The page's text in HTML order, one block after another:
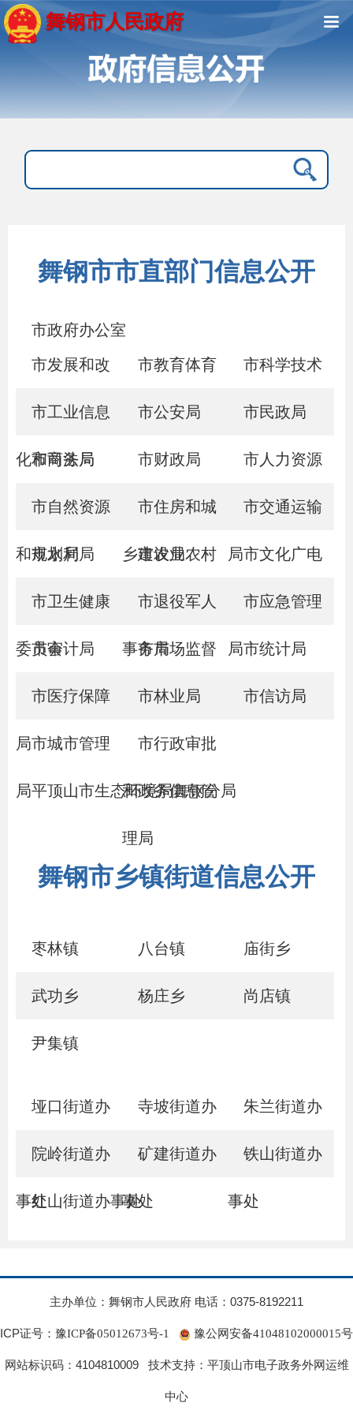
舞钢市人民政府
舞钢市市直部门信息公开
市政府办公室
市发展和改
革委员会
市教育体育 市科学技术
局
市工业信息
化和商务局
市公安局 市民政局
市司法局 市财政局 市人力资源
和社会保障局
市自然资源
和规划局
市住房和城
乡建设局
市交通运输
局
市水利局 市农业农村 市文化广电
和旅游局
市卫生健康
委员会
市退役军人
事务局
市应急管理
局
市审计局 市市场监督
管理局
市统计局
市医疗保障
局
市林业局 市信访局
市城市管理
局
市行政审批
和政务信息管
理局
平顶山市生态环境局舞钢分局
舞钢市乡镇街道信息公开
枣林镇 八台镇 庙街乡
武功乡 杨庄乡 尚店镇
尹集镇
垭口街道办
事处
寺坡街道办
事处
朱兰街道办
事处
院岭街道办
事处
矿建街道办
事处
铁山街道办
事处
红山街道办事处
主办单位：舞钢市人民政府 电话：0375-8192211
ICP证号： 豫ICP备05012673号-1 豫公网安备41048102000015号
网站标识码：4104810009 技术支持：平顶山市电子政务外网运维
中心